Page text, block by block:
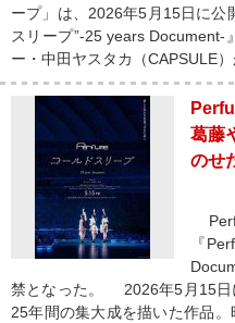
ープ」は、2026年5月15日に公
スリープ”-25 years
ー・中田ヤスタカ（CAPSULE）
葛藤
のせ
『
禁となった。 2026年5月15日
25年間の集大成を描いた作品